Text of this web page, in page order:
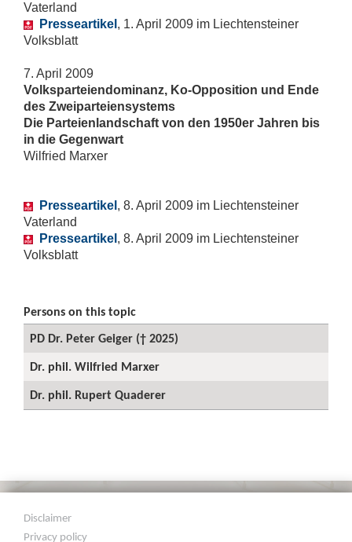
Vaterland
Presseartikel , 1. April 2009 im Liechtensteiner
Volksblatt
7. April 2009
Volksparteiendominanz, Ko-Opposition und Ende
des Zweiparteiensystems
Die Parteienlandschaft von den 1950er Jahren bis
in die Gegenwart
Wilfried Marxer
Presseartikel , 8. April 2009 im Liechtensteiner
Vaterland
Presseartikel , 8. April 2009 im Liechtensteiner
Volksblatt
Persons on this topic
PD Dr. Peter Geiger († 2025)
Dr. phil. Wilfried Marxer
Dr. phil. Rupert Quaderer
Disclaimer
Privacy policy